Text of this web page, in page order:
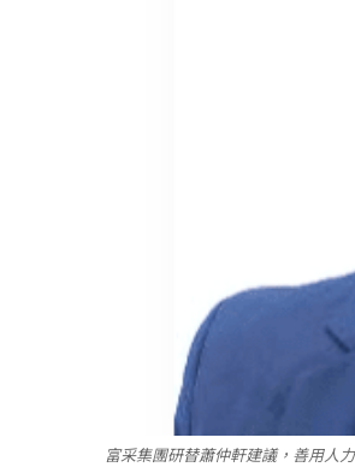
富采集團研替蕭仲軒建議，善用人